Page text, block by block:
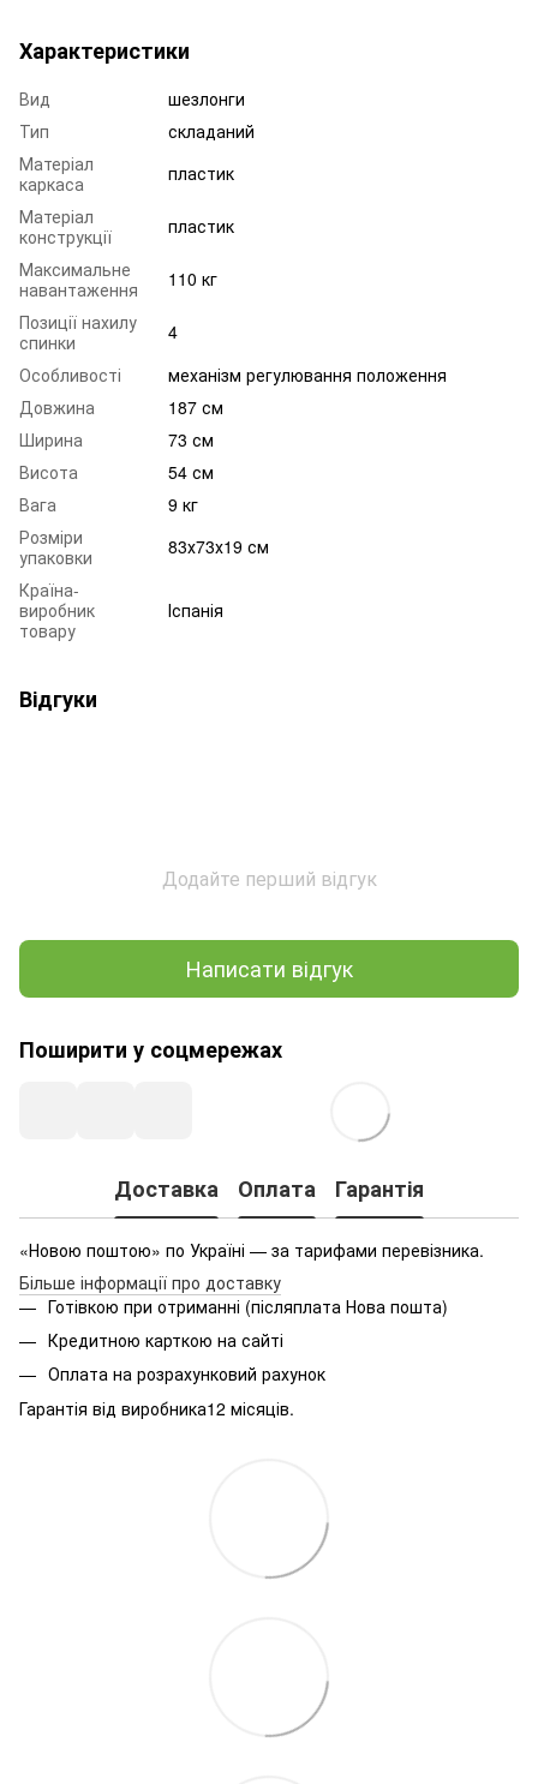
Характеристики
Вид
шезлонги
Тип
складаний
Матеріал
каркаса
пластик
Матеріал
конструкції
пластик
Максимальне
навантаження
110 кг
Позиції нахилу
спинки
4
Особливості
механізм регулювання положення
Довжина
187 см
Ширина
73 см
Висота
54 см
Вага
9 кг
Розміри
упаковки
83х73х19 см
Країна-
виробник
товару
Іспанія
Відгуки
Додайте перший відгук
Написати відгук
Поширити у соцмережах
Доставка Оплата Гарантія
«Новою поштою» по Україні — за тарифами перевізника.
Більше інформації про доставку
Готівкою при отриманні (післяплата Нова пошта)
Кредитною карткою на сайті
Оплата на розрахунковий рахунок
Гарантія від виробника12 місяців.